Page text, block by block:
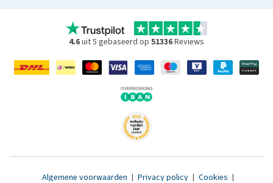
4.6uit 5 gebaseerd op 51336Reviews
Algemene voorwaarden | Privacy policy | Cookies |